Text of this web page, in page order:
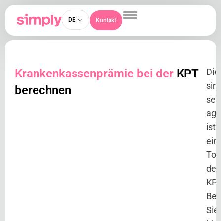
DE Kontakt
Krankenkassenprämie bei der KPT
berechnen
Die
ag
ist
der
Sie